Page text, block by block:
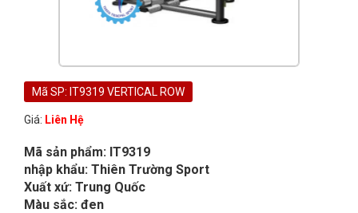
Mã SP: IT9319 VERTICAL ROW
Giá: Liên Hệ
Mã sản phẩm: IT9319
nhập khẩu: Thiên Trường Sport
Xuất xứ: Trung Quốc
Màu sắc: đen